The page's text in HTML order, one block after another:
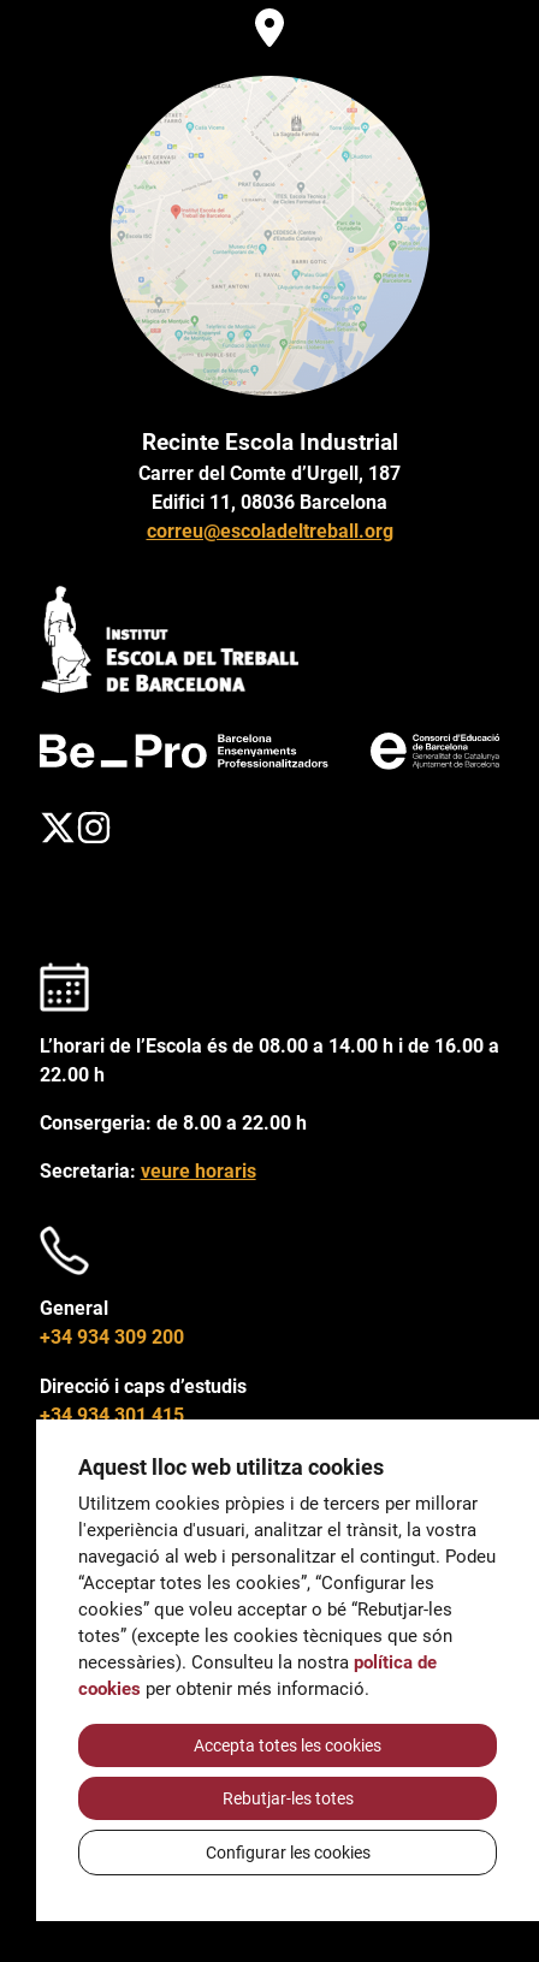
Recinte Escola Industrial
Carrer del Comte d’Urgell, 187
Edifici 11, 08036 Barcelona
correu@escoladeltreball.org
L’horari de l’Escola és de 08.00 a 14.00 h i de 16.00 a
22.00 h
Consergeria: de 8.00 a 22.00 h
Secretaria: veure horaris
General
+34 934 309 200
Direcció i caps d’estudis
+34 934 301 415
General
correu@escoladeltreball.org
Informació
informacio@escoladeltreball.org
Tràmits de secretaria
AccessibilitatAvís legal i Política de Privacitat
Política de cookies
Crèdits
Aquest lloc web utilitza cookies
Utilitzem cookies pròpies i de tercers per millorar
l'experiència d'usuari, analitzar el trànsit, la vostra
navegació al web i personalitzar el contingut. Podeu
“Acceptar totes les cookies”, “Configurar les
cookies” que voleu acceptar o bé “Rebutjar-les
totes” (excepte les cookies tècniques que són
necessàries). Consulteu la nostra política de
cookies per obtenir més informació.
Accepta totes les cookies
Rebutjar-les totes
Configurar les cookies